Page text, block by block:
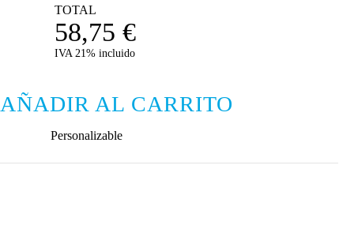
TOTAL
58,75 €
IVA 21% incluido
AÑADIR AL CARRITO
Personalizable